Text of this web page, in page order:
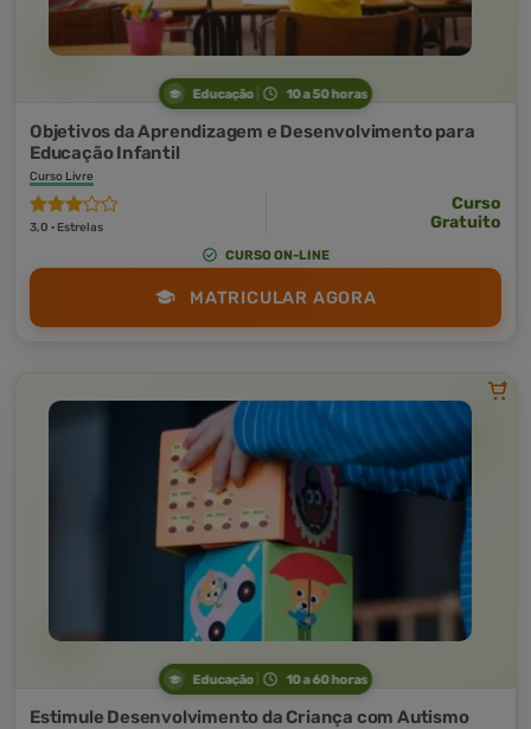
Educação 10 a 50 horas
Objetivos da Aprendizagem e Desenvolvimento para
Educação Infantil
Curso Livre
3,0 · Estrelas
Curso
Gratuito
CURSO ON-LINE
MATRICULAR AGORA
Educação 10 a 60 horas
Estimule Desenvolvimento da Criança com Autismo